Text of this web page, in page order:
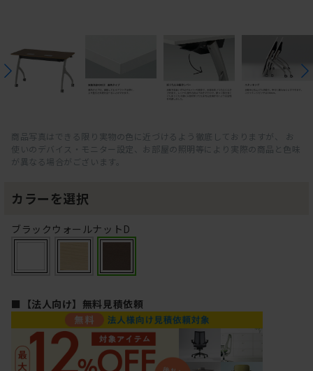
商品写真はできる限り実物の色に近づけるよう徹底しておりますが、 お
使いのデバイス・モニター設定、お部屋の照明等により実際の商品と色味
が異なる場合がございます。
カラーを選択
ブラックウォールナットD
■【法人向け】無料見積依頼